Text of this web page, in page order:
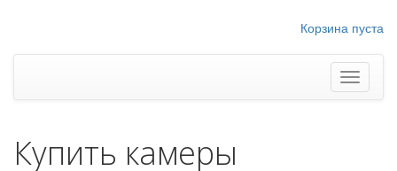
Корзина пуста
Купить камеры